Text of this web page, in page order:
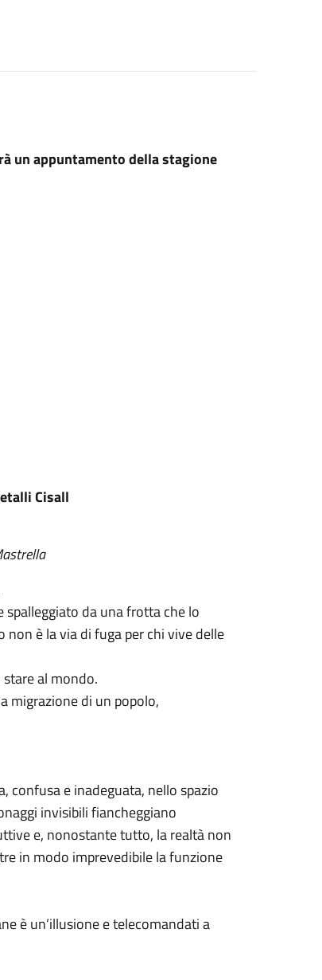
un appuntamento della stagione
Cisall
da una frotta che lo
è la via di fuga per chi vive delle
al mondo.
migrazione di un popolo,
confusa e inadeguata, nello spazio
invisibili fiancheggiano
e, nonostante tutto, la realtà non
in modo imprevedibile la funzione
è un’illusione e telecomandati a